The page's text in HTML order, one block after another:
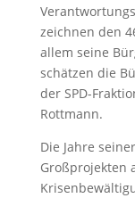
zeichnen den
allem seine
schätzen die
der SPD-
Rottmann.
Die Jahre
Großprojekten